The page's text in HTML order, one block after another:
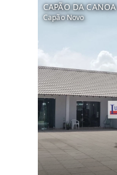
CAPÃO DA CANOA
Capão Novo